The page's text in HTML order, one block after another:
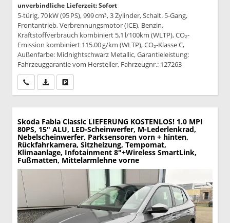
unverbindliche Lieferzeit: Sofort
5-türig, 70 kW (95 PS), 999 cm³, 3 Zylinder, Schalt. 5-Gang,
Frontantrieb, Verbrennungsmotor (ICE), Benzin,
Kraftstoffverbrauch kombiniert 5,1 l/100km (WLTP), CO₂-
Emission kombiniert 115.00 g/km (WLTP), CO₂-Klasse C,
Außenfarbe: Midnightschwarz Metallic, Garantieleistung:
Fahrzeuggarantie vom Hersteller, Fahrzeugnr.: 127263
Wir rufen Sie anPDF-Datei, Fahrzeugexposé drucken
Skoda Fabia Classic LIEFERUNG KOSTENLOS! 1.0 MPI
80PS, 15" ALU, LED-Scheinwerfer, M-Lederlenkrad,
Nebelscheinwerfer, Parksensoren vorn + hinten,
Rückfahrkamera, Sitzheizung, Tempomat,
Klimaanlage, Infotainment 8"+Wireless SmartLink,
Fußmatten, Mittelarmlehne vorne